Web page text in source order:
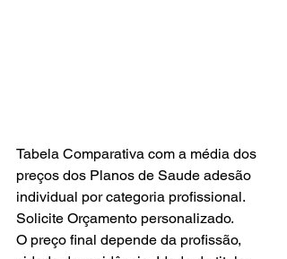
Tabela Comparativa com a média dos
preços dos Planos de Saude adesão
individual por categoria profissional.
Solicite Orçamento personalizado.
O preço final depende da profissão,